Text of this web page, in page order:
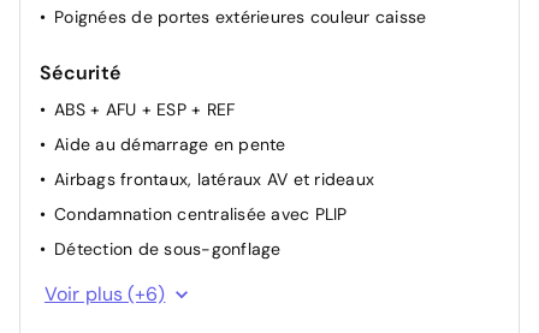
Poignées de portes extérieures couleur caisse
Sécurité
ABS + AFU + ESP + REF
Aide au démarrage en pente
Airbags frontaux, latéraux AV et rideaux
Condamnation centralisée avec PLIP
Détection de sous-gonflage
Frein de stationnement électrique
Voir plus (+6)